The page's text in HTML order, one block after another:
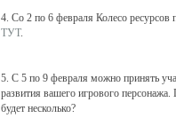
4. Со 2 по 6 февраля Колесо
ТУТ.
5. С 5 по 9 февраля можно принять
развития вашего игрового
будет несколько?